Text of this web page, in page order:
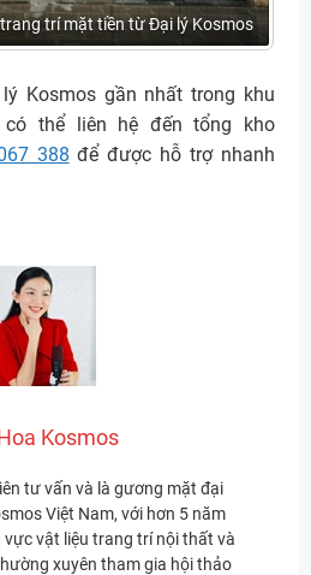
trí mặt tiền từ Đại lý Kosmos
Kosmos gần nhất trong khu
có thể liên hệ đến tổng kho
388 để được hỗ trợ nhanh
Kosmos
tư vấn và là gương mặt đại
Việt Nam, với hơn 5 năm
vật liệu trang trí nội thất và
xuyên tham gia hội thảo